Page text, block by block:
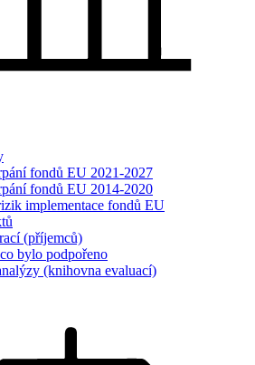
fondů EU 2021-2027
fondů EU 2014-2020
implementace fondů EU
(příjemců)
bylo podpořeno
(knihovna evaluací)